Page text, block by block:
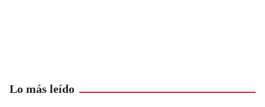
Lo más leído